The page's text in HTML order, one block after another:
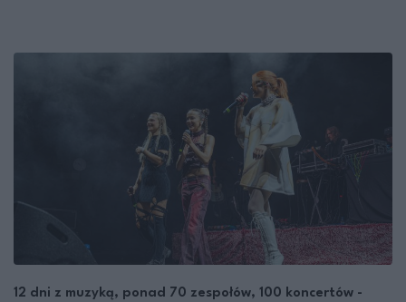
12 dni z muzyką, ponad 70 zespołów, 100 koncertów -